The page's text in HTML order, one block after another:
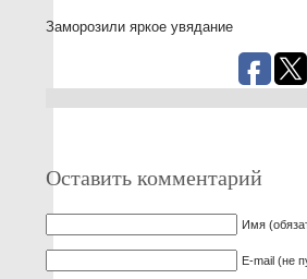
Заморозили яркое увядание
Оставить комментарий
Имя
E-mail (не